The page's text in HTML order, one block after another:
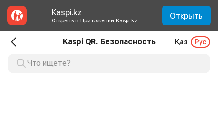
Kaspi.kz
Открыть в Приложении Kaspi.kz Открыть
Kaspi QR. Безопасность Қаз Рус